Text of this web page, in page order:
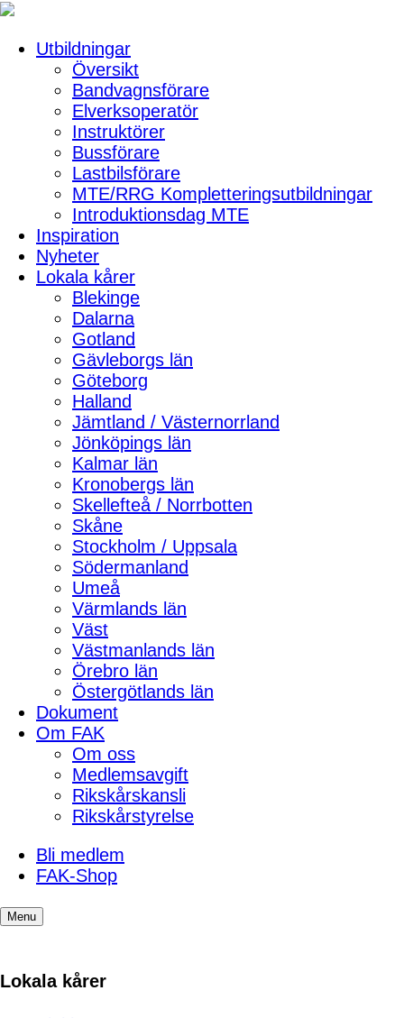
Utbildningar
Översikt
Bandvagnsförare
Elverksoperatör
Instruktörer
Bussförare
Lastbilsförare
MTE/RRG Kompletteringsutbildningar
Introduktionsdag MTE
Inspiration
Nyheter
Lokala kårer
Blekinge
Dalarna
Gotland
Gävleborgs län
Göteborg
Halland
Jämtland / Västernorrland
Jönköpings län
Kalmar län
Kronobergs län
Skellefteå / Norrbotten
Skåne
Stockholm / Uppsala
Södermanland
Umeå
Värmlands län
Väst
Västmanlands län
Örebro län
Östergötlands län
Dokument
Om FAK
Om oss
Medlemsavgift
Rikskårskansli
Rikskårstyrelse
Bli medlem
FAK-Shop
Menu
Lokala kårer